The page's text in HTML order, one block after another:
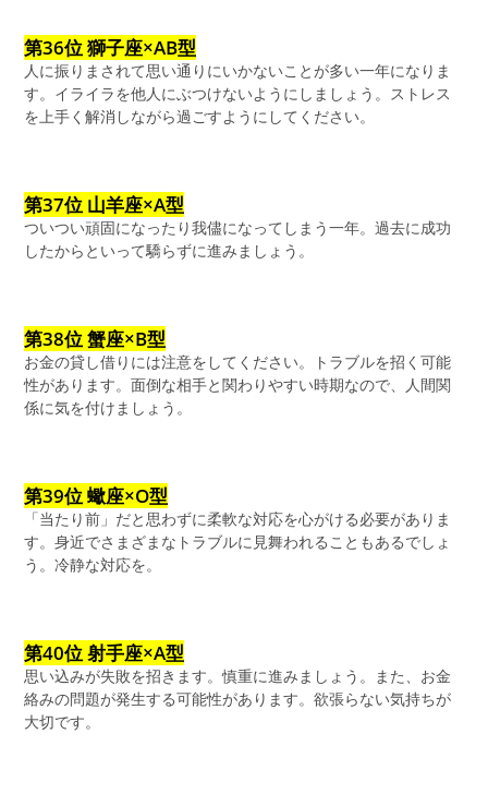
第36位 獅子座×AB型
人に振りまされて思い通りにいかないことが多い一年になりま
す。イライラを他人にぶつけないようにしましょう。ストレス
を上手く解消しながら過ごすようにしてください。
第37位 山羊座×A型
ついつい頑固になったり我儘になってしまう一年。過去に成功
したからといって驕らずに進みましょう。
第38位 蟹座×B型
お金の貸し借りには注意をしてください。トラブルを招く可能
性があります。面倒な相手と関わりやすい時期なので、人間関
係に気を付けましょう。
第39位 蠍座×O型
「当たり前」だと思わずに柔軟な対応を心がける必要がありま
す。身近でさまざまなトラブルに見舞われることもあるでしょ
う。冷静な対応を。
第40位 射手座×A型
思い込みが失敗を招きます。慎重に進みましょう。また、お金
絡みの問題が発生する可能性があります。欲張らない気持ちが
大切です。